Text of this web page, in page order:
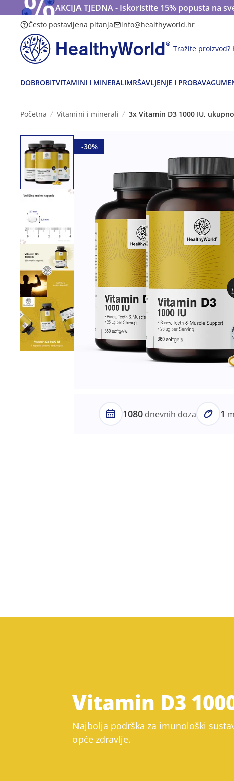
AKCIJA TJEDNA - Iskoristite 15% popusta na
Često postavljena pitanja info@healthyworld.hr
Tražite proizvod?
DOBROBITVITAMINI I MINERALIMRŠAVLJENJE I PROBAVA
Početna Vitamini i minerali 3x Vitamin D3 1000 IU,
-30%
1080 dnevnih doza 1
Vitamin D3
Najbolja podrška za imunološki
opće zdravlje.